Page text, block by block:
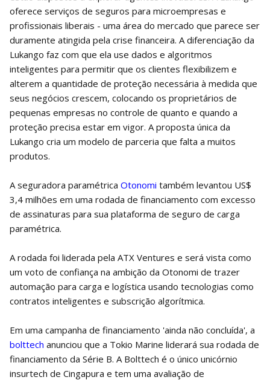
oferece serviços de seguros para microempresas e
profissionais liberais - uma área do mercado que parece ser
duramente atingida pela crise financeira. A diferenciação da
Lukango faz com que ela use dados e algoritmos
inteligentes para permitir que os clientes flexibilizem e
alterem a quantidade de proteção necessária à medida que
seus negócios crescem, colocando os proprietários de
pequenas empresas no controle de quanto e quando a
proteção precisa estar em vigor. A proposta única da
Lukango cria um modelo de parceria que falta a muitos
produtos.
A seguradora paramétrica Otonomi também levantou US$
3,4 milhões em uma rodada de financiamento com excesso
de assinaturas para sua plataforma de seguro de carga
paramétrica.
A rodada foi liderada pela ATX Ventures e será vista como
um voto de confiança na ambição da Otonomi de trazer
automação para carga e logística usando tecnologias como
contratos inteligentes e subscrição algorítmica.
Em uma campanha de financiamento 'ainda não concluída', a
bolttech anunciou que a Tokio Marine liderará sua rodada de
financiamento da Série B. A Bolttech é o único unicórnio
insurtech de Cingapura e tem uma avaliação de